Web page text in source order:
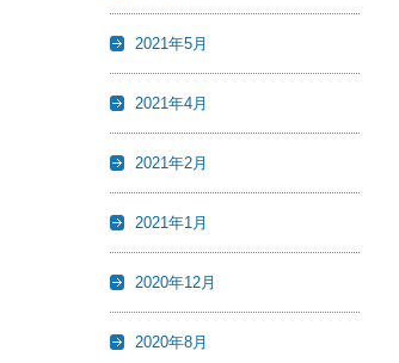
2021年5月
2021年4月
2021年2月
2021年1月
2020年12月
2020年8月